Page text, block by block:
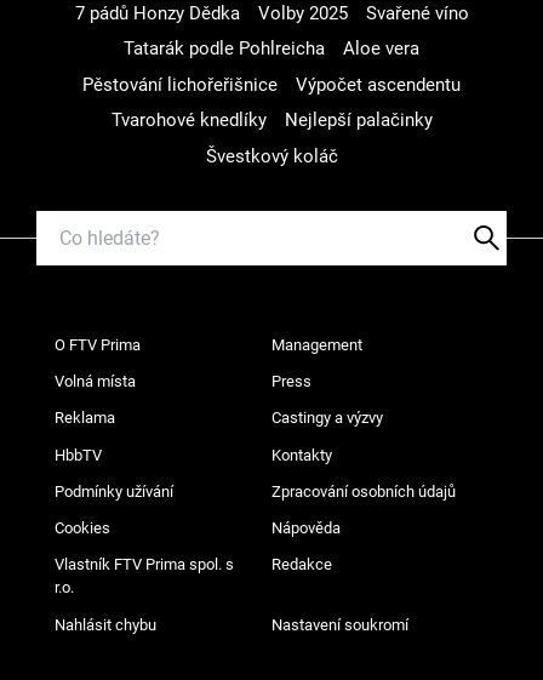
7 pádů Honzy Dědka
Volby 2025
Svařené víno
Tatarák podle Pohlreicha
Aloe vera
Pěstování lichořeřišnice
Výpočet ascendentu
Tvarohové knedlíky
Nejlepší palačinky
Švestkový koláč
O FTV Prima Management
Volná místa Press
Reklama Castingy a výzvy
HbbTV Kontakty
Podmínky užívání Zpracování osobních údajů
Cookies Nápověda
Vlastník FTV Prima spol. s
r.o.
Redakce
Nahlásit chybu Nastavení soukromí